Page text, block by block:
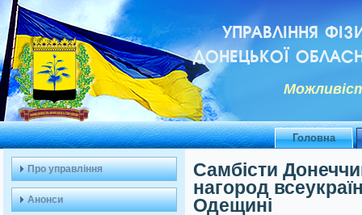
УПРАВЛІННЯ
ДОНЕЦЬКОЇ
Головна
Про управління
Анонси
Самбісти
нагород
Одещині